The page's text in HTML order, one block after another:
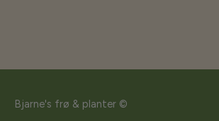
Bjarne's frø & planter ©